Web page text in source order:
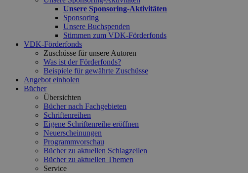
Unsere Sponsoring-Aktivitäten
Sponsoring
Unsere Buchspenden
Stimmen zum VDK-Förderfonds
VDK-Förderfonds
Zuschüsse für unsere Autoren
Was ist der Förderfonds?
Beispiele für gewährte Zuschüsse
Angebot einholen
Bücher
Übersichten
Bücher nach Fachgebieten
Schriftenreihen
Eigene Schriftenreihe eröffnen
Neuerscheinungen
Programmvorschau
Bücher zu aktuellen Schlagzeilen
Bücher zu aktuellen Themen
Service